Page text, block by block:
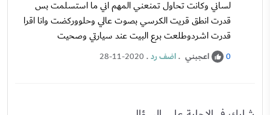
لساني وكانت تحاول تمنعني المهم اني ما استسلمت بس
قدرت انطق قريت الكرسي بصوت عالي وحلووركضت وانا اقرا
قدرت اشردوطلعت برع البيت عند سيارتي وصحيت
0 اعجبني .اضف رد.
28-11-2020